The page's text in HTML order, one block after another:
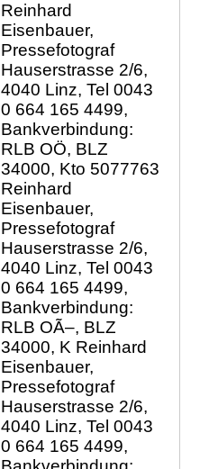
Reinhard
Eisenbauer,
Pressefotograf
Hauserstrasse 2/6,
4040 Linz, Tel 0043
0 664 165 4499,
Bankverbindung:
RLB OÖ, BLZ
34000, Kto 5077763
Reinhard
Eisenbauer,
Pressefotograf
Hauserstrasse 2/6,
4040 Linz, Tel 0043
0 664 165 4499,
Bankverbindung:
RLB OÃ–, BLZ
34000, K Reinhard
Eisenbauer,
Pressefotograf
Hauserstrasse 2/6,
4040 Linz, Tel 0043
0 664 165 4499,